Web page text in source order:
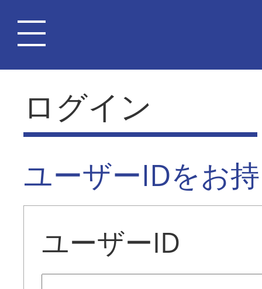
ログイン
ユーザーIDをお
ユーザーID